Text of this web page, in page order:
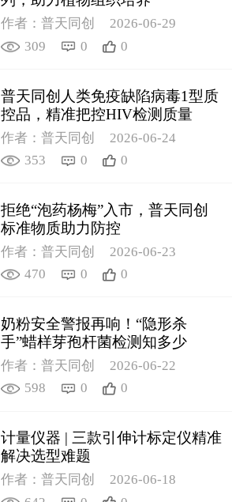
作者：普天同创
2026-06-29
309
0 0
普天同创人类免疫缺陷病毒1型质
控品，精准把控HIV检测质量
作者：普天同创
2026-06-24
353
0 0
拒绝“泡药杨梅”入市，普天同创
标准物质助力防控
作者：普天同创
2026-06-23
470
0 0
奶粉安全警报再响！“隐形杀
手”蜡样芽孢杆菌检测知多少
作者：普天同创
2026-06-22
598
0 0
计量仪器 | 三款引伸计标定仪精准
解决选型难题
作者：普天同创
2026-06-18